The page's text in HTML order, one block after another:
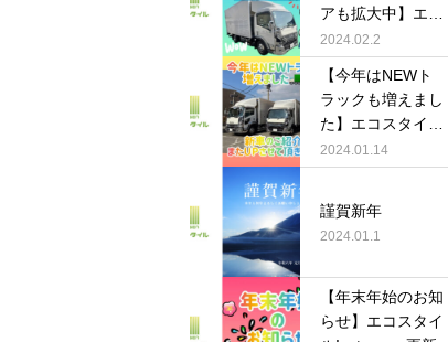
アも拡大中】エコ
スタイルInstagra
m更新
2024.02.2
【今年はNEWト
ラックも増えまし
た】エコスタイル
Instagram更新
2024.01.14
謹賀新年
2024.01.1
【年末年始のお知
らせ】エコスタイ